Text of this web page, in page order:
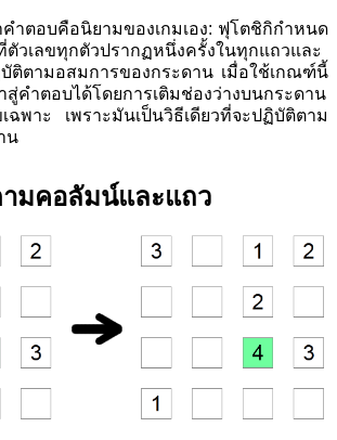
คำตอบคือนิยามของเกมเอง: ฟุโตชิกิกำหนด
ตัวเลขทุกตัวปรากฏหนึ่งครั้งในทุกแถวและ
ติตามอสมการของกระดาน เมื่อใช้เกณฑ์นี้
คำตอบได้โดยการเติมช่องว่างบนกระดาน
ฉพาะ เพราะมันเป็นวิธีเดียวที่จะปฏิบัติตาม
น
มคอลัมน์และแถว